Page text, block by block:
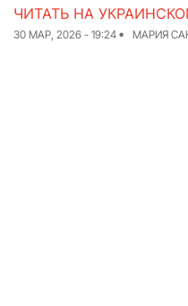
Спецпроекты
30 МАР, 2026 - 19:24 МАРИЯ
ЧИТАТЬ НА